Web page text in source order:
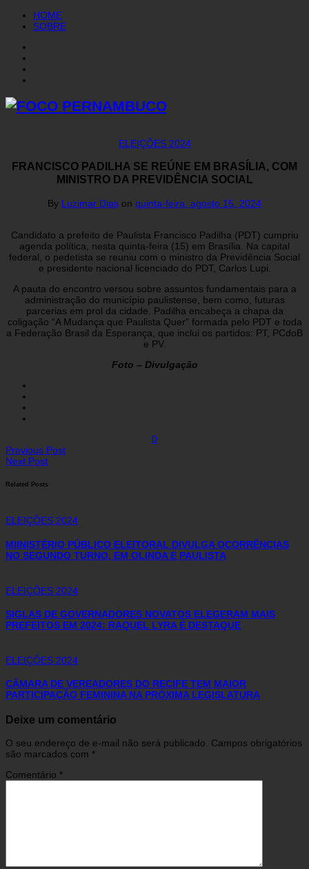
HOME
SOBRE
ELEIÇÕES 2024
FRANCISCO PADILHA SE REÚNE EM BRASÍLIA, COM
MINISTRO DA PREVIDÊNCIA SOCIAL
By Luzimar Dias on quinta-feira, agosto 15, 2024
Candidato a prefeito de Paulista Francisco Padilha (PDT) cumpriu
agenda política, nesta quinta-feira (15) em Brasília. Na capital
federal, o pedetista se reuniu com o ministro da Previdência Social
e presidente nacional licenciado do PDT, Carlos Lupi.
A pauta do encontro versou sobre assuntos fundamentais para a
administração do município paulistense, bem como, futuras
parcerias em prol da cidade. Padilha encabeça a chapa da
coligação “A Mudança que Paulista Quer” formada pelo PDT e toda
a Federação Brasil da Esperança, que inclui os partidos: PT, PCdoB
e PV.
Foto – Divulgação
0
Previous Post
Next Post
Related Posts
ELEIÇÕES 2024
MIINISTÉRIO PÚBLICO ELEITORAL DIVULGA OCORRÊNCIAS
NO SEGUNDO TURNO, EM OLINDA E PAULISTA
ELEIÇÕES 2024
SIGLAS DE GOVERNADORES NOVATOS ELEGERAM MAIS
PREFEITOS EM 2024: RAQUEL LYRA É DESTAQUE
ELEIÇÕES 2024
CÂMARA DE VEREADORES DO RECIFE TEM MAIOR
PARTICIPAÇÃO FEMININA NA PRÓXIMA LEGISLATURA
Deixe um comentário
O seu endereço de e-mail não será publicado. Campos obrigatórios
são marcados com *
Comentário *